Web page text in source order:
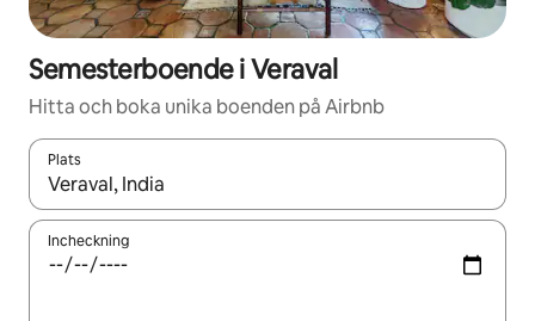
Semesterboende i Veraval
Hitta och boka unika boenden på Airbnb
Plats
När resultaten är tillgängliga kan du navigera med upp- och
Incheckning